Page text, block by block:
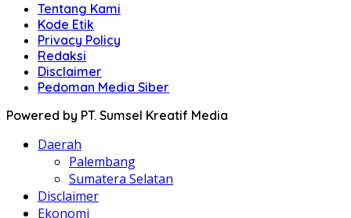
Tentang Kami
Kode Etik
Privacy Policy
Redaksi
Disclaimer
Pedoman Media Siber
Powered by PT. Sumsel Kreatif Media
Daerah
Palembang
Sumatera Selatan
Disclaimer
Ekonomi